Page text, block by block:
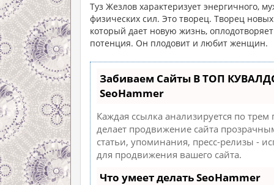
Туз Жезлов характеризует энергичного,
физических сил. Это творец. Творец
который дает новую жизнь,
потенция. Он плодовит и любит женщин.
Забиваем Сайты В ТОП
SeoHammer
Каждая ссылка анализируется по
делает продвижение сайта
статьи, упоминания, пресс-релизы -
для продвижения вашего сайта.
Что умеет делать SeoHammer